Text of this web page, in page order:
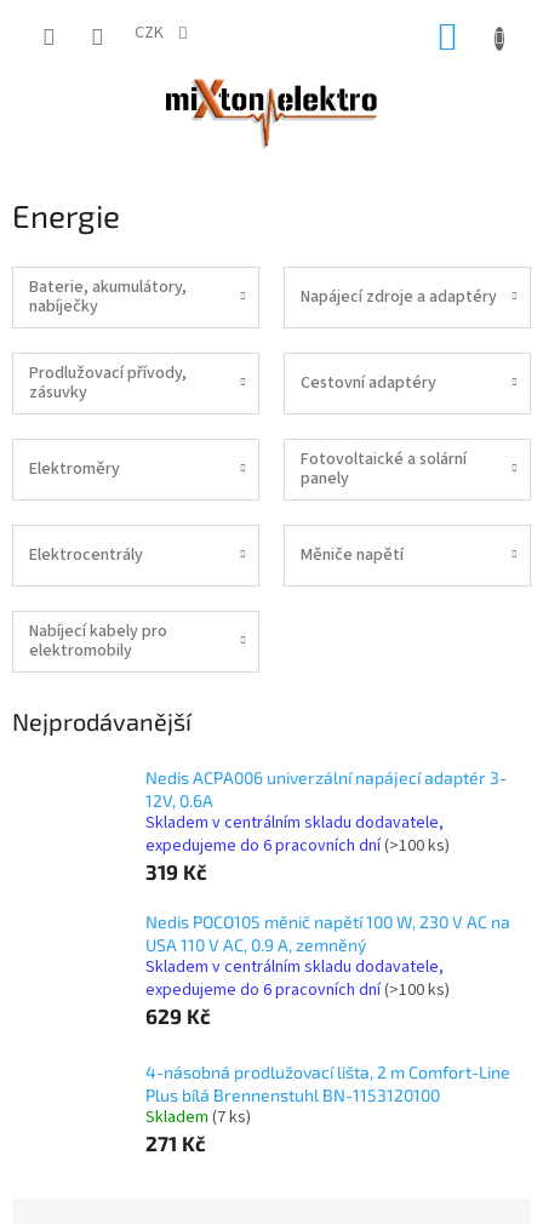
CZK
Energie
Baterie, akumulátory,
nabíječky
Napájecí zdroje a adaptéry
Prodlužovací přívody,
zásuvky
Cestovní adaptéry
Elektroměry
Fotovoltaické a solární
panely
Elektrocentrály Měniče napětí
Nabíjecí kabely pro
elektromobily
Nejprodávanější
Nedis ACPA006 univerzální napájecí adaptér 3-
12V, 0.6A
Skladem v centrálním skladu dodavatele,
expedujeme do 6 pracovních dní(>100 ks)
319 Kč
Nedis POCO105 měnič napětí 100 W, 230 V AC na
USA 110 V AC, 0.9 A, zemněný
Skladem v centrálním skladu dodavatele,
expedujeme do 6 pracovních dní(>100 ks)
629 Kč
4-násobná prodlužovací lišta, 2 m Comfort-Line
Plus bílá Brennenstuhl BN-1153120100
Skladem (7 ks)
271 Kč